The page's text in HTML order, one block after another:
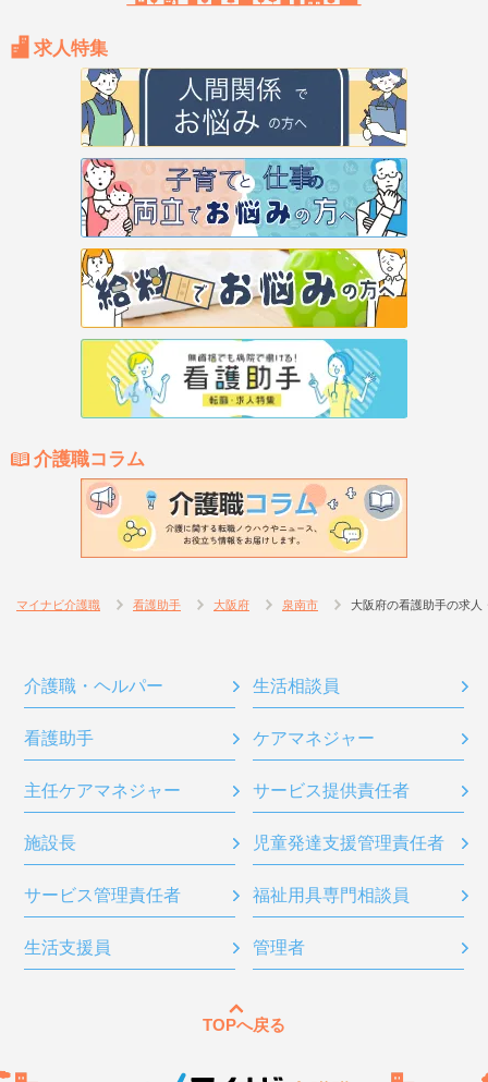
求人特集
介護職コラム
マイナビ介護職 看護助手 大阪府 泉南市 大阪府の看護助手の求人
介護職・ヘルパー 生活相談員
看護助手 ケアマネジャー
主任ケアマネジャー サービス提供責任者
施設長 児童発達支援管理責任者
サービス管理責任者 福祉用具専門相談員
生活支援員 管理者
TOPへ戻る